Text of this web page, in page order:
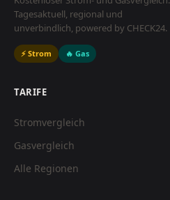
Tagesaktuell, regional und
unverbindlich, powered by CHECK24.
⚡ Strom 🔥 Gas
TARIFE
Stromvergleich
Gasvergleich
Alle Regionen